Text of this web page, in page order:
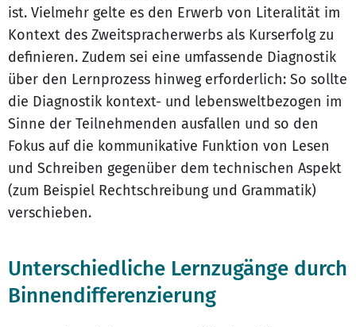
ist. Vielmehr gelte es den Erwerb von Literalität im
Kontext des Zweitspracherwerbs als Kurserfolg zu
definieren. Zudem sei eine umfassende Diagnostik
über den Lernprozess hinweg erforderlich: So sollte
die Diagnostik kontext- und lebensweltbezogen im
Sinne der Teilnehmenden ausfallen und so den
Fokus auf die kommunikative Funktion von Lesen
und Schreiben gegenüber dem technischen Aspekt
(zum Beispiel Rechtschreibung und Grammatik)
verschieben.
Unterschiedliche Lernzugänge durch
Binnendifferenzierung